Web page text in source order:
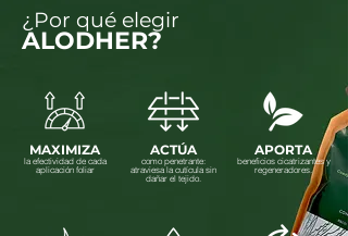
¿Por qué elegir
ALODHER?
MAXIMIZA
la efectividad de cada
aplicación foliar
ACTÚA
como penetrante:
atraviesa la cutícula sin
dañar el tejido.
APORTA
beneficios cicatrizantes y
regeneradores.